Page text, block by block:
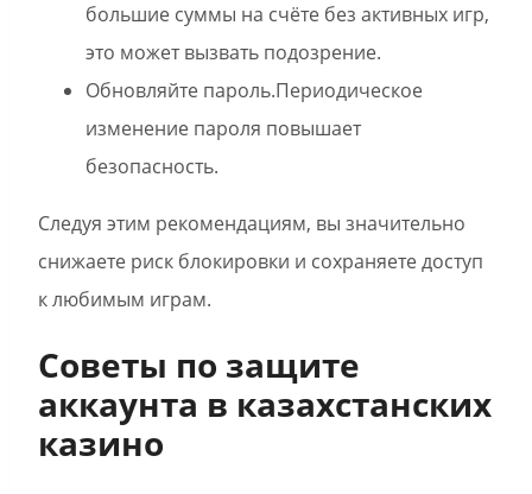
большие суммы на счёте без активных игр,
это может вызвать подозрение.
Обновляйте пароль.Периодическое
изменение пароля повышает
безопасность.
Следуя этим рекомендациям, вы значительно
снижаете риск блокировки и сохраняете доступ
к любимым играм.
Советы по защите
аккаунта в казахстанских
казино